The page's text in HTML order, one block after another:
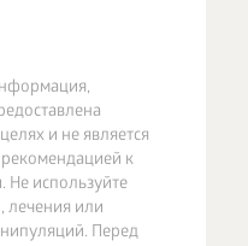
и не является
к
Не используйте
лечения или
Перед